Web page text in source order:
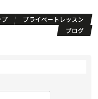
プ
プライベートレッスン
ブログ